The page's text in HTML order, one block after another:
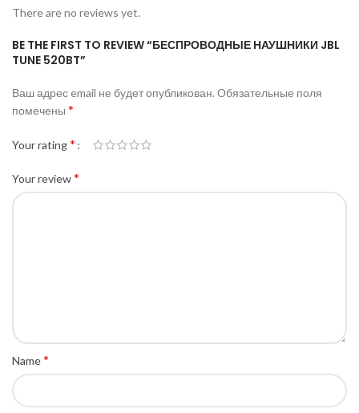
There are no reviews yet.
BE THE FIRST TO REVIEW “БЕСПРОВОДНЫЕ НАУШНИКИ JBL
TUNE 520BT”
Ваш адрес email не будет опубликован. Обязательные поля
помечены *
Your rating*
Your review*
Name*